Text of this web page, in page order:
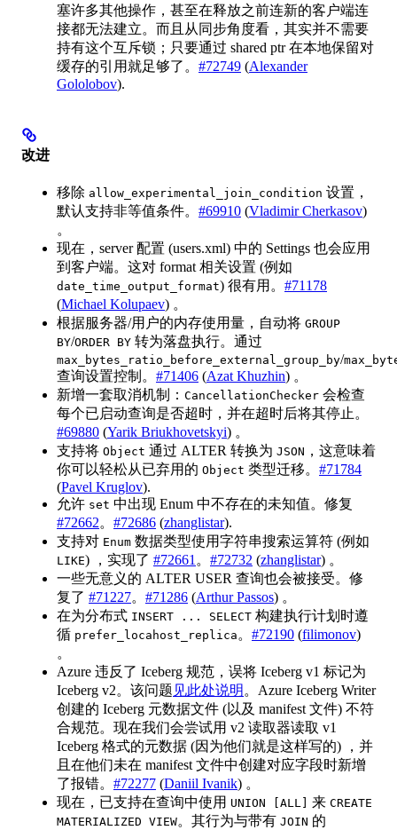
塞许多其他操作，甚至在释放之前连新的客户端连
接都无法建立。而且从同步角度看，其实并不需要
持有这个互斥锁；只要通过 shared ptr 在本地保留对
缓存的引用就足够了。 #72749 (Alexander
Gololobov).
改进
移除 allow_experimental_join_condition 设置，
默认支持非等值条件。 #69910 (Vladimir Cherkasov)
。
现在，server 配置 (users.xml) 中的 Settings 也会应用
到客户端。这对 format 相关设置 (例如
date_time_output_format) 很有用。 #71178
(Michael Kolupaev) 。
根据服务器/用户的内存使用量，自动将 GROUP
BY/ORDER BY 转为落盘执行。通过
max_bytes_ratio_before_external_group_by/
查询设置控制。 #71406 (Azat Khuzhin) 。
新增一套取消机制： CancellationChecker 会检查
每个已启动查询是否超时，并在超时后将其停止。
#69880 (Yarik Briukhovetskyi) 。
支持将 Object 通过 ALTER 转换为 JSON ，这意味着
你可以轻松从已弃用的 Object 类型迁移。 #71784
(Pavel Kruglov).
允许 set 中出现 Enum 中不存在的未知值。修复
#72662。 #72686 (zhanglistar).
支持对 Enum 数据类型使用字符串搜索运算符 (例如
LIKE) ，实现了 #72661 。 #72732 (zhanglistar) 。
一些无意义的 ALTER USER 查询也会被接受。修
复了 #71227。 #71286 (Arthur Passos) 。
在为分布式 INSERT ... SELECT 构建执行计划时遵
循 prefer_locahost_replica 。 #72190 (filimonov)
。
Azure 违反了 Iceberg 规范，误将 Iceberg v1 标记为
Iceberg v2。该问题 见此处说明 。Azure Iceberg Writer
创建的 Iceberg 元数据文件 (以及 manifest 文件) 不符
合规范。现在我们会尝试用 v2 读取器读取 v1
Iceberg 格式的元数据 (因为他们就是这样写的) ，并
且在他们未在 manifest 文件中创建对应字段时新增
了报错。 #72277 (Daniil Ivanik) 。
现在，已支持在查询中使用 UNION [ALL] 来 CREATE
MATERIALIZED VIEW。其行为与带有 JOIN 的